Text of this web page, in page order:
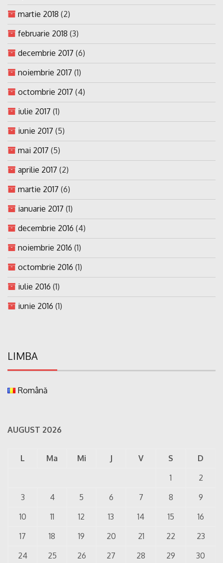
martie 2018 (2)
februarie 2018 (3)
decembrie 2017 (6)
noiembrie 2017 (1)
octombrie 2017 (4)
iulie 2017 (1)
iunie 2017 (5)
mai 2017 (5)
aprilie 2017 (2)
martie 2017 (6)
ianuarie 2017 (1)
decembrie 2016 (4)
noiembrie 2016 (1)
octombrie 2016 (1)
iulie 2016 (1)
iunie 2016 (1)
LIMBA
Română
AUGUST 2026
L Ma Mi J V S
D
1
2
3
4 5 6 7 8
9
10
11 12 13 14 15
16
17
18 19 20 21 22
23
24
25 26 27 28 29 30